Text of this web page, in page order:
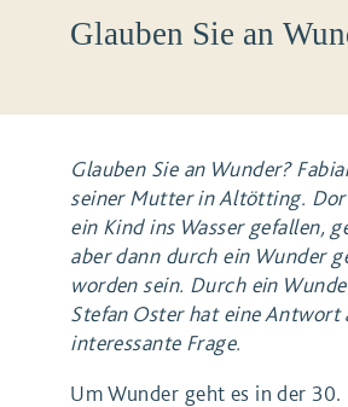
Glauben Sie an
Glauben Sie an Wunder?
seiner Mutter in Altötting.
ein Kind ins Wasser gefallen,
aber dann durch ein Wunder
worden sein. Durch ein
Stefan Oster hat eine Antwort
interessante Frage.
Um Wunder geht es in der 30.